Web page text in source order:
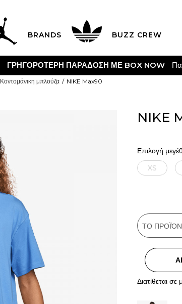
BRANDS BUZZ CREW
ΓΡΗΓΟΡΟΤΕΡΗ ΠΑΡΑΔΟΣΗ ΜΕ BOX NOW
Κοντομάνικη μπλούζα NIKE Max90
NIKE
Επιλογή
XS
ΤΟ
Διατίθεται